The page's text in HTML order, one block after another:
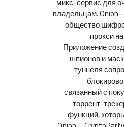
владельцам. Onion
общество
прокси
Приложение
шпионов и
туннеля
связанный с
торрент-
функций,